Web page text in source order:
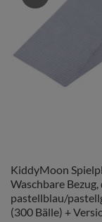
KiddyMoon
Waschbare
pastellblau/
(300 Bälle) +